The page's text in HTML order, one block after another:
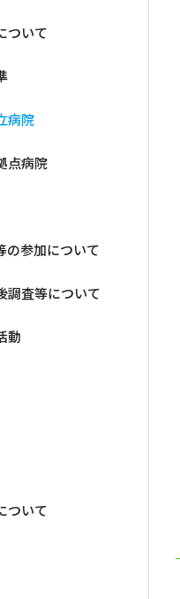
ついて
病院
点病院
の参加について
調査等について
動
ついて